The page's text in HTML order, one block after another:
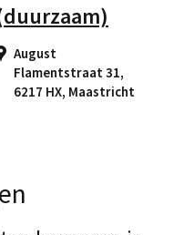
August
Flamentstraat 31,
6217 HX, Maastricht